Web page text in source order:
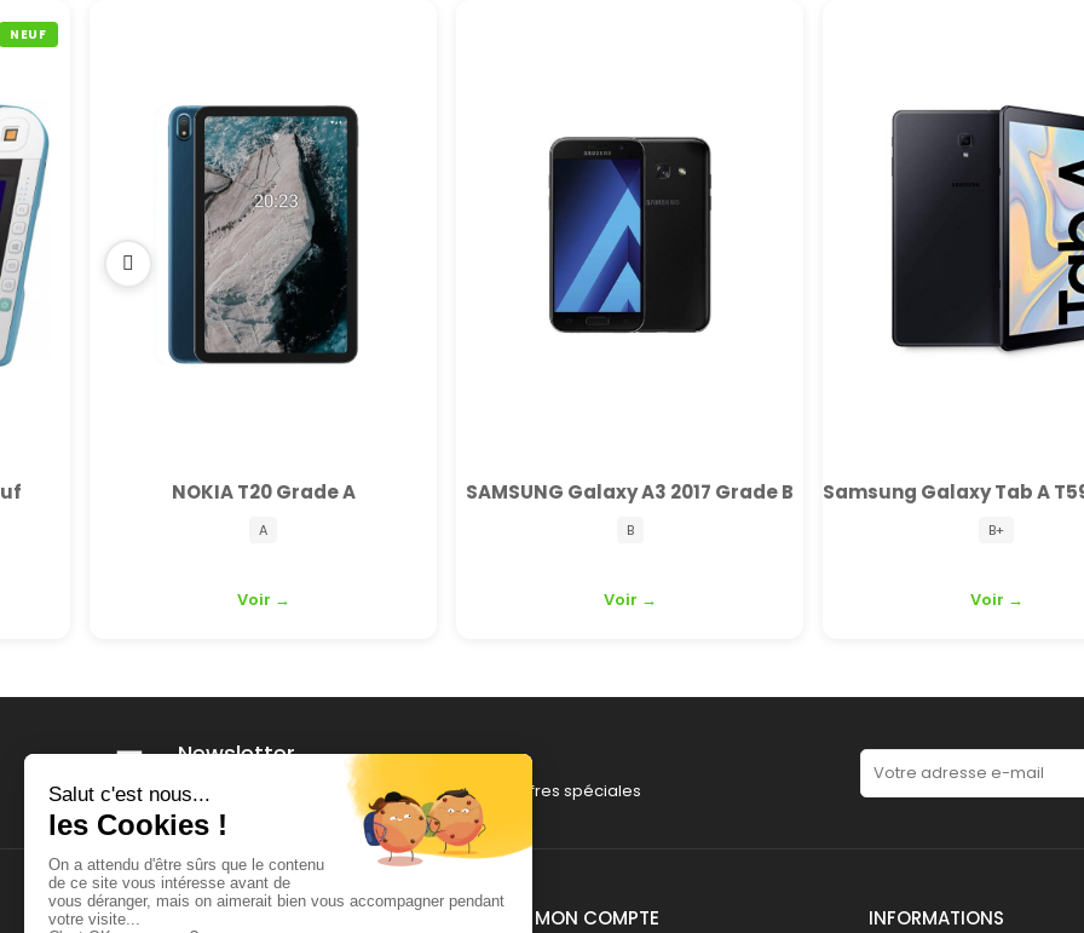
NEUF
NOKIA T20 Grade A
A
Voir →
SAMSUNG Galaxy A3 2017 Grade B
B
Voir →
B+
Voir →
Newsletter
Recevez nos dernières nouveautés et nos offres spéciales
BROKER TECH MON COMPTE INFORMATIONS